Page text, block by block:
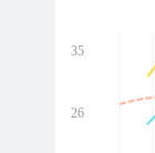
35
26